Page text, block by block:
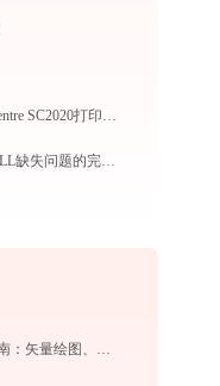
(2026最新) 富士施乐DocuCentre SC2020打印机连接问题解决方法 -金山毒霸
USP10.dll下载指南：解决DLL缺失问题的完整方案
Adobe Illustrator完全入门指南：矢量绘图、Logo设计到商业插画的必备工具详解